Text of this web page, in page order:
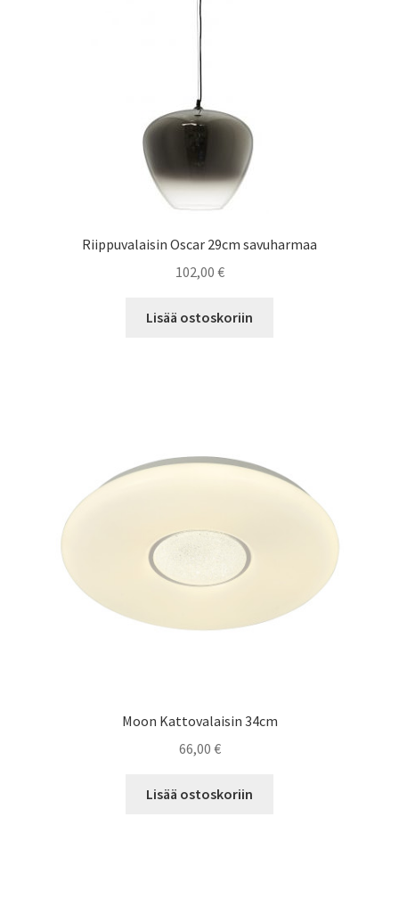
Riippuvalaisin Oscar 29cm savuharmaa
102,00 €
Lisää ostoskoriin
Moon Kattovalaisin 34cm
66,00 €
Lisää ostoskoriin